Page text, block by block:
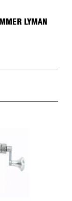
LYMAN